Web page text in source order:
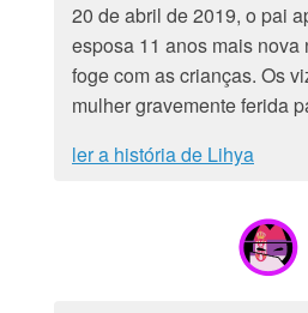
20 de abril de 2019, o pai
esposa 11 anos mais nova
foge com as crianças. Os
mulher gravemente ferida
ler a história de Lihya